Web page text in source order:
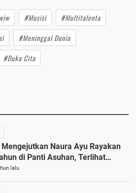
#Musisi
#Multitalenta
#Meninggal Dunia
#Duka Cita
Mengejutkan Naura Ayu Rayakan
di Panti Asuhan, Terlihat
Kaftan Cokelat
lalu